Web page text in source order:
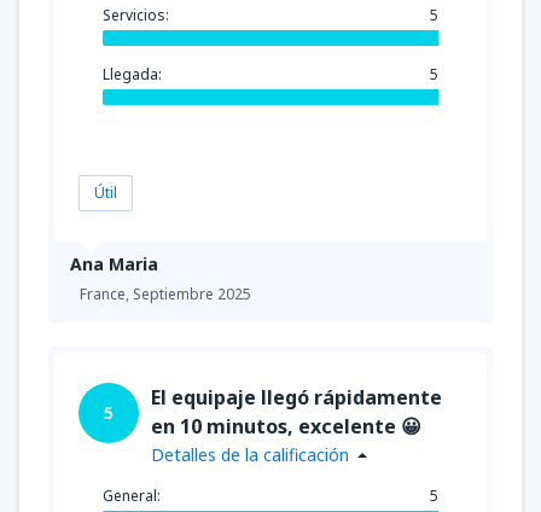
Ana Maria
France, Septiembre 2025
Servicios: 5
Llegada: 5
Útil
5
El equipaje llegó rápidamente
en 10 minutos, excelente 😀
Detalles de la calificación
General: 5